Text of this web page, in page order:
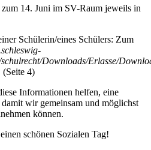
14. Juni im SV-Raum jeweils in
Schülerin/eines Schülers: Zum
Downloads/Erlasse/
(Seite 4)
Informationen helfen, eine
wir gemeinsam und möglichst
können.
schönen Sozialen Tag!